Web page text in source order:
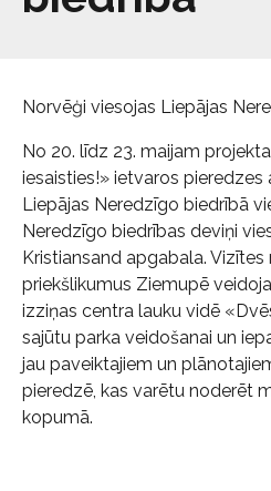
Norvēģi viesojas Liepājas
No 20. līdz 23. maijam
iesaisties!» ietvaros pieredzes
Liepājas Neredzīgo biedrībā
Neredzīgo biedrības deviņi
Kristiansand apgabala. Vizītes
priekšlikumus Ziemupē
izziņas centra lauku vidē
sajūtu parka veidošanai un
jau paveiktajiem un
pieredzē, kas varētu noderēt
kopumā.